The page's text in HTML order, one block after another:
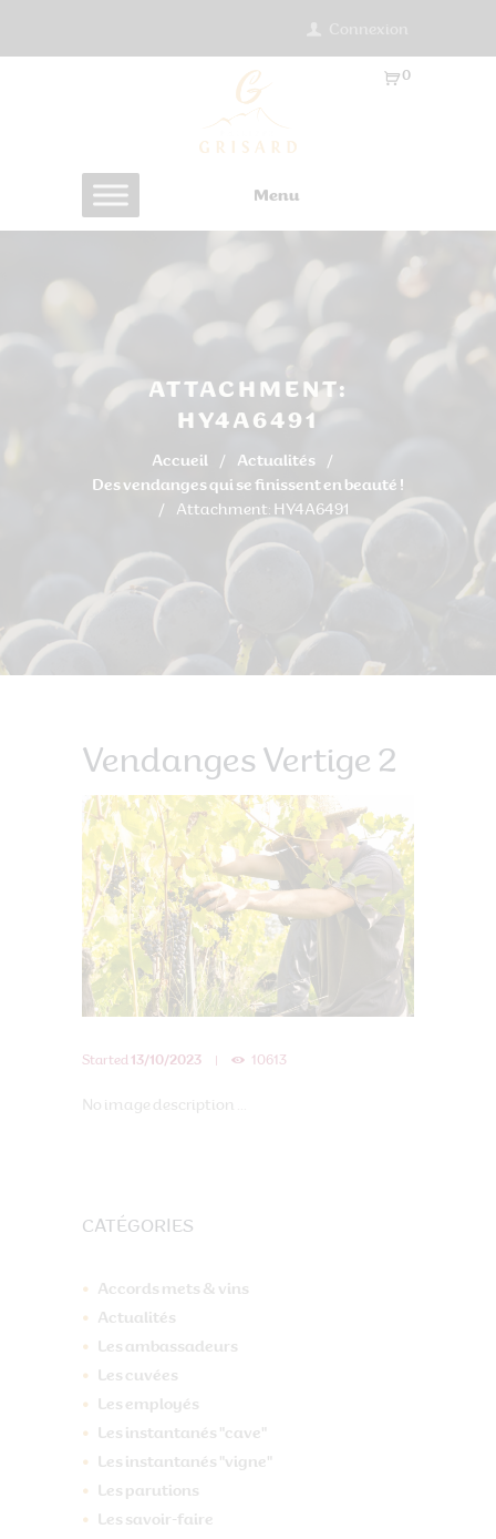
Menu
0
0
€
ATTACHMENT:
HY4A6491
Accueil
Actualités
Des vendanges qui se finissent en beauté !
Attachment: HY4A6491
Vendanges Vertige 2
Started 13/10/2023 10613
No image description ...
CATÉGORIES
Accords mets & vins
Actualités
Les ambassadeurs
Les cuvées
Les employés
Les instantanés "cave"
Les instantanés "vigne"
Les parutions
Les savoir-faire